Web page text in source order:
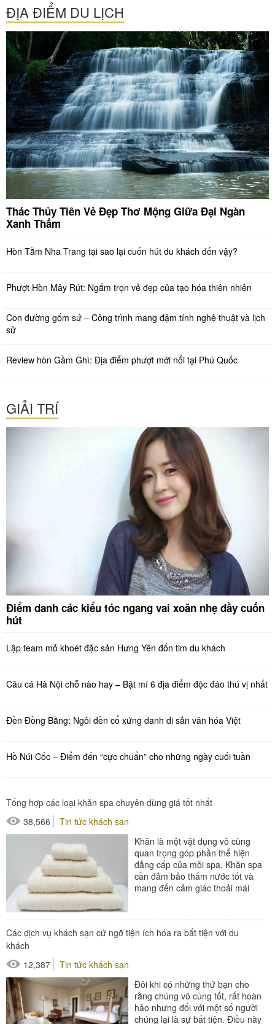
ĐỊA ĐIỂM DU LỊCH
Thác Thủy Tiên Vẻ Đẹp Thơ Mộng Giữa Đại Ngàn
Xanh Thẳm
Hòn Tằm Nha Trang tại sao lại cuốn hút du khách đến vậy?
Phượt Hòn Mây Rút: Ngắm trọn vẻ đẹp của tạo hóa thiên nhiên
Con đường gốm sứ – Công trình mang đậm tính nghệ thuật và lịch
sử
Review hòn Gầm Ghì: Địa điểm phượt mới nổi tại Phú Quốc
GIẢI TRÍ
Điểm danh các kiểu tóc ngang vai xoăn nhẹ đầy cuốn
hút
Lập team mỏ khoét đặc sản Hưng Yên đốn tim du khách
Câu cá Hà Nội chỗ nào hay – Bật mí 6 địa điểm độc đáo thú vị nhất
Đền Đồng Bằng: Ngôi đền cổ xứng danh di sản văn hóa Việt
Hồ Núi Cốc – Điểm đến “cực chuẩn” cho những ngày cuối tuần
Tổng hợp các loại khăn spa chuyên dùng giá tốt nhất
38,566
Tin tức khách sạn
Khăn là một vật dụng vô cùng
quan trọng góp phần thể hiện
đẳng cấp của mỗi spa. Khăn spa
cần đảm bảo thấm nước tốt và
mang đến cảm giác thoải mái
#khăn khách sạn
Các dịch vụ khách sạn cứ ngỡ tiện ích hóa ra bất tiện với du
khách
12,387
Tin tức khách sạn
Đôi khi có những thứ bạn cho
rằng chúng vô cùng tốt, rất hoàn
hảo nhưng đối với một số người
chúng lại là sự bất tiện. Điều này